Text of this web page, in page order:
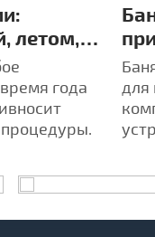
летом,
разных
года
для